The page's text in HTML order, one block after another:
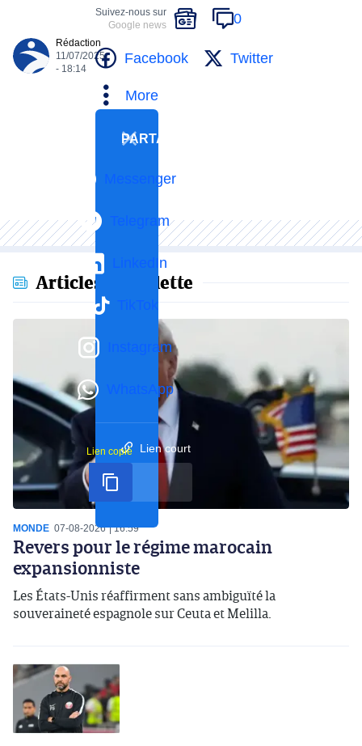
Rédaction
11/07/2025
- 18:14
Suivez-nous sur
Google news
0
Facebook Twitter
More
PARTAGER
Messenger
Telegram
LinkedIn
TikTok
Instagram
WhatsApp
Lien court
Lien copié
Articles en vedette
MONDE 07-08-2026 16:59
Revers pour le régime marocain
expansionniste
Les États-Unis réaffirment sans ambiguïté la
souveraineté espagnole sur Ceuta et Melilla.